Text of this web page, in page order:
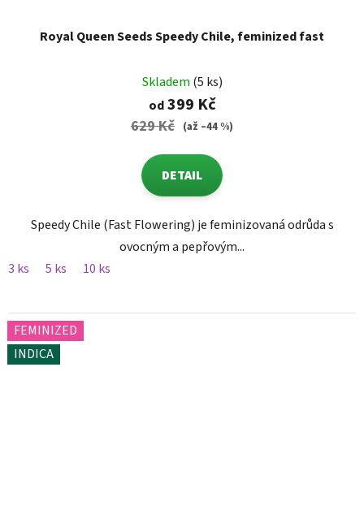
Royal Queen Seeds Speedy Chile, feminized fast
Skladem (5 ks)
od399 Kč
629 Kč (až –44 %)
DETAIL
Speedy Chile (Fast Flowering) je feminizovaná odrůda s
ovocným a pepřovým...
3 ks
5 ks 10 ks
FEMINIZED
INDICA